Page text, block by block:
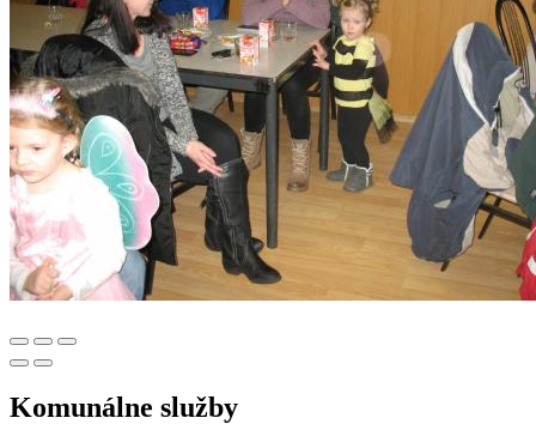
Komunálne služby